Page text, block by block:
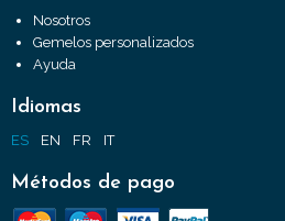
Nosotros
Gemelos personalizados
Ayuda
Idiomas
ES EN FR IT
Métodos de pago